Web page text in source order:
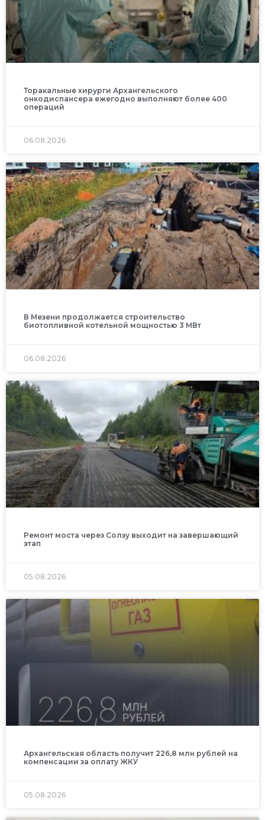
Торакальные хирурги Архангельского
онкодиспансера ежегодно выполняют более 400
операций
06.08.2026
В Мезени продолжается строительство
биотопливной котельной мощностью 3 МВт
06.08.2026
Ремонт моста через Солзу выходит на завершающий
этап
05.08.2026
Архангельская область получит 226,8 млн рублей на
компенсации за оплату ЖКУ
05.08.2026